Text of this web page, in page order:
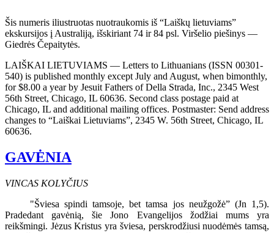
Šis numeris iliustruotas nuotraukomis iš “Laiškų lietuviams”
ekskursijos į Australiją, išskiriant 74 ir 84 psl. Viršelio piešinys —
Giedrės Čepaitytės.
LAIŠKAI LIETUVIAMS — Letters to Lithuanians (ISSN 00301-
540) is published monthly except July and August, when bimonthly,
for $8.00 a year by Jesuit Fathers of Della Strada, Inc., 2345 West
56th Street, Chicago, IL 60636. Second class postage paid at
Chicago, IL and additional mailing offices. Postmaster: Send address
changes to “Laiškai Lietuviams”, 2345 W. 56th Street, Chicago, IL
60636.
GAVĖNIA
VINCAS KOLYČIUS
"Šviesa spindi tamsoje, bet tamsa jos neužgožė” (Jn 1,5).
Pradedant gavėnią, šie Jono Evangelijos žodžiai mums yra
reikšmingi. Jėzus Kristus yra šviesa, perskrodžiusi nuodėmės tamsą,